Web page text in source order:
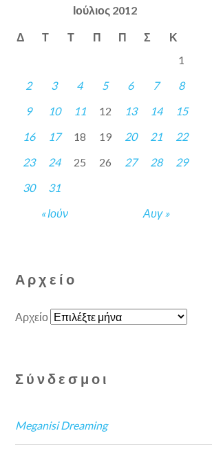
Ιούλιος 2012
Δ Τ Τ Π Π Σ Κ
« Ιούν Αυγ »
1
2
3 4 5 6 7
8
9
10 11 12 13 14
15
16
17 18 19 20 21
22
23
24 25 26 27 28
29
30
31
Αρχείο
Αρχείο
Σύνδεσμοι
Meganisi Dreaming